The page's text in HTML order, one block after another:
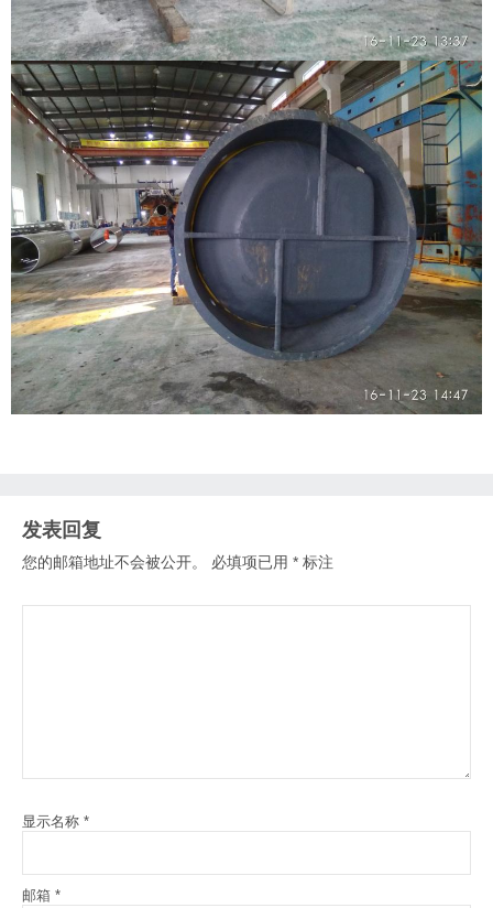
发表回复
您的邮箱地址不会被公开。 必填项已用 * 标注
显示名称 *
邮箱 *